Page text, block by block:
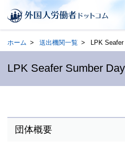
ホーム 送出機関一覧 LPK
LPK Seafer Sumber
団体概要